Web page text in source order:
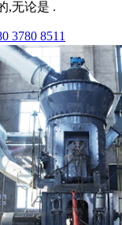
,无论是 .
3780 8511